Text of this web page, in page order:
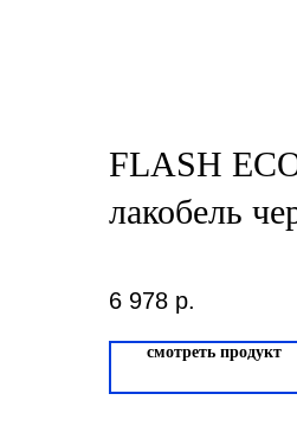
FLASH
лакобель
6 978 р.
смотреть продукт